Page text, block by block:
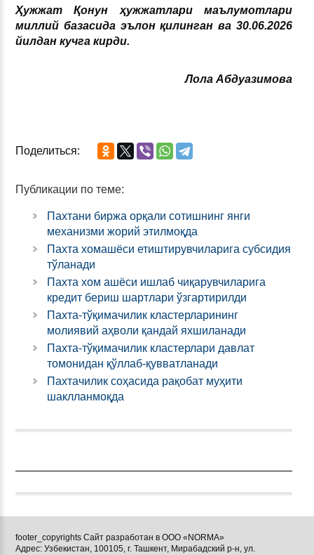
Ҳужжат Қонун ҳужжатлари маълумотлари
миллий базасида эълон қилинган ва 30.06.2026
йилдан кучга кирди.
Лола Абдуазимова
Поделиться:
Публикации по теме:
Пахтани биржа орқали сотишнинг янги
механизми жорий этилмоқда
Пахта хомашёси етиштирувчиларига субсидия
тўланади
Пахта хом ашёси ишлаб чиқарувчиларига
кредит бериш шартлари ўзгартирилди
Пахта-тўқимачилик кластерларининг
молиявий аҳволи қандай яхшиланади
Пахта-тўқимачилик кластерлари давлат
томонидан қўллаб-қувватланади
Пахтачилик соҳасида рақобат муҳити
шаклланмоқда
footer_copyrights Сайт разработан в ООО «NORMA»
Адрес: Узбекистан, 100105, г. Ташкент, Мирабадский р-н, ул.